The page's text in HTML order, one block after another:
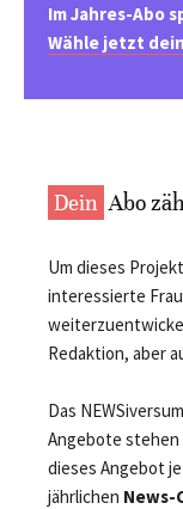
Im Jahres-Abo
Wähle jetzt
Dein Abo
Um dieses
interessierte
Redaktion, aber
Das
Angebote
dieses Angebot
jährlichen News-